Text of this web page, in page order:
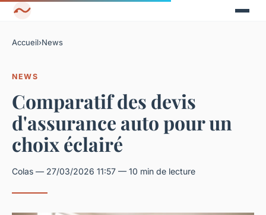
Accueil›News
NEWS
Comparatif des devis
d'assurance auto pour un
choix éclairé
Colas — 27/03/2026 11:57 — 10 min de lecture